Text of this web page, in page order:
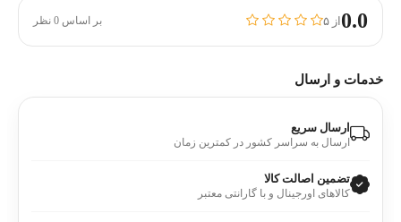
رفتارهای خلق روزگار نمی‌خورد و در آن میل چاره‌یی جستن برای
زندگانی مردم زیادتر بود تا کارآیی‌اش در چاره‌یی کردن.
0.0از ۵ بر اساس 0 نظر
خدمات و ارسال
ارسال سریع
ارسال به سراسر کشور در کمترین زمان
تضمین اصالت کالا
کالاهای اورجینال و با گارانتی معتبر